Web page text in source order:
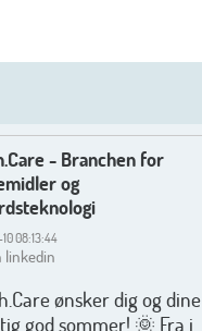
- Branchen for
og
08:13:44
linkedin
ønsker dig og dine
god sommer! 🌞 Fra i